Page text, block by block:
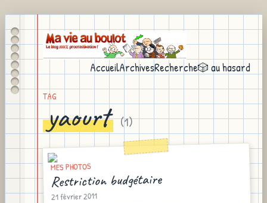
AccueilArchivesRecherche🎲 au hasard
TAG
yaourt (1)
MES PHOTOS
Restriction budgétaire
21 février 2011